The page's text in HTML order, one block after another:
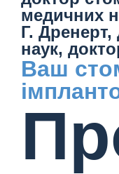
медичних
Г.
наук,
Ваш